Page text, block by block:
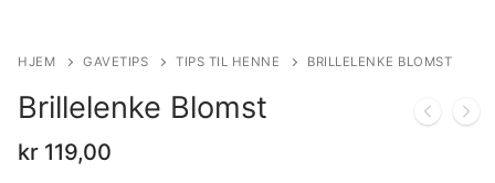
HJEM GAVETIPS TIPS TIL HENNE BRILLELENKE BLOMST
Brillelenke Blomst
kr 119,00